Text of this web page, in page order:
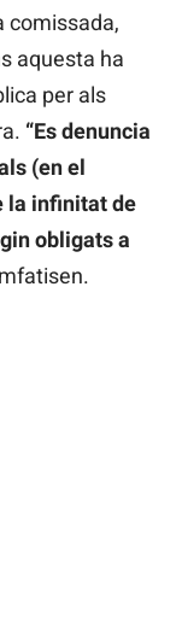
comissada,
aquesta ha
per als
“Es denuncia
(en el
la infinitat de
obligats a